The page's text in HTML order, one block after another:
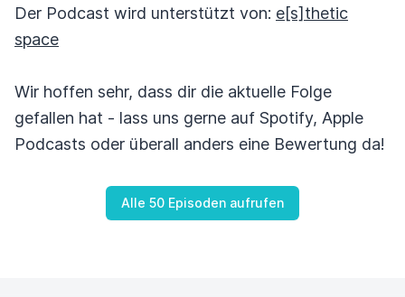
Der Podcast wird unterstützt von: e[s]thetic
space
Wir hoffen sehr, dass dir die aktuelle Folge
gefallen hat - lass uns gerne auf Spotify, Apple
Podcasts oder überall anders eine Bewertung da!
Alle 50 Episoden aufrufen